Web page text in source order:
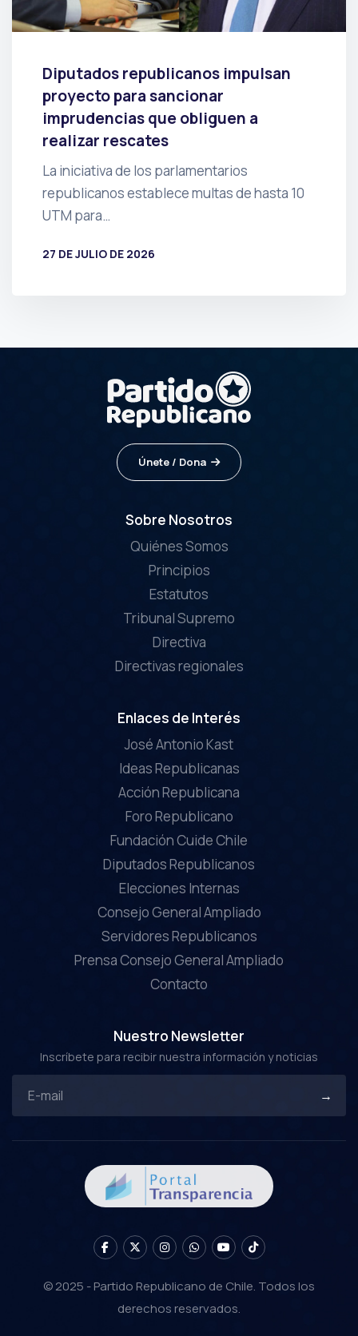
Diputados republicanos impulsan
proyecto para sancionar
imprudencias que obliguen a
realizar rescates
La iniciativa de los parlamentarios
republicanos establece multas de hasta 10
UTM para…
27 DE JULIO DE 2026
Únete / Dona
Sobre Nosotros
Quiénes Somos
Principios
Estatutos
Tribunal Supremo
Directiva
Directivas regionales
Enlaces de Interés
José Antonio Kast
Ideas Republicanas
Acción Republicana
Foro Republicano
Fundación Cuide Chile
Diputados Republicanos
Elecciones Internas
Consejo General Ampliado
Servidores Republicanos
Prensa Consejo General Ampliado
Contacto
Nuestro Newsletter
Inscríbete para recibir nuestra información y noticias
© 2025 - Partido Republicano de Chile. Todos los
derechos reservados.